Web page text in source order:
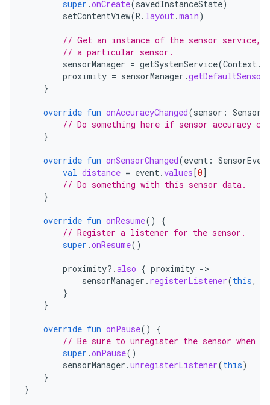
super .onCreate(savedInstanceState)
setContentView(R . layout.main)
// Get an instance of the sensor service,
// a particular sensor.
sensorManager = getSystemService(Context.
proximity = sensorManager .getDefaultSensor
}
override fun onAccuracyChanged(sensor : Sensor
// Do something here if sensor accuracy
}
override fun onSensorChanged(event :
val distance = event.values[0]
// Do something with this sensor data.
}
override fun onResume()
{
// Register a listener for the sensor.
super .onResume()
proximity?.also { proximity -
sensorManager . registerListener(this,
}
}
override fun onPause()
{
// Be sure to unregister the sensor when
super .onPause()
sensorManager .unregisterListener(this)
}
}